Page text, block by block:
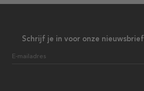
Schrijf je in voor onze nieuwsbrief
E-mailadres